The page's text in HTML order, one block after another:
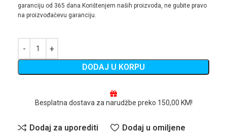
garanciju od 365 dana.Korištenjem naših proizvoda, ne gubite pravo
na proizvođačevu garanciju.
DODAJ U KORPU
Besplatna dostava za narudžbe preko 150,00 KM!
Dodaj za uporediti Dodaj u omiljene